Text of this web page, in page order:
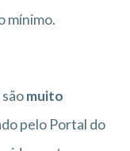
mínimo.
muito
pelo Portal do